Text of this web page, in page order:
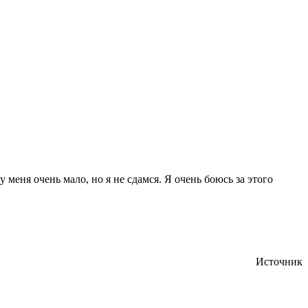
очень мало, но я не сдамся. Я очень боюсь за этого
Источник